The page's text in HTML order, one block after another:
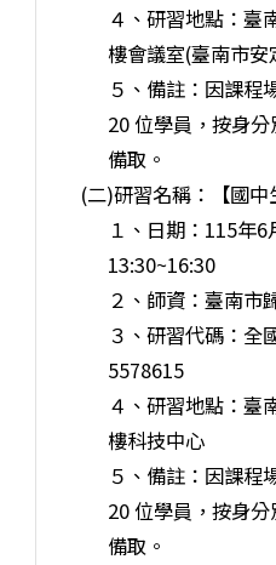
４、研習地點：臺
樓會議室(臺南市
５、備註：因課程
20 位學員，按身
備取。
(二)研習名稱：【國
１、日期：115年6
13:30~16:30
２、師資：臺南市
３、研習代碼：全
5578615
４、研習地點：臺
樓科技中心
５、備註：因課程
20 位學員，按身
備取。